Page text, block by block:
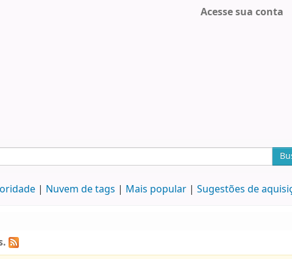
Acesse sua conta
Nuvem de tags Mais popular Sugestões de